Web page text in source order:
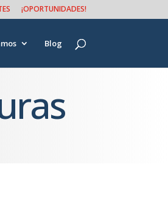
¡OPORTUNIDADES!
Blog